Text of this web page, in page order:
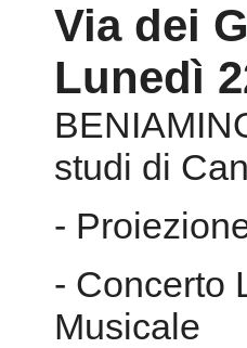
Via dei
Lunedì
studi di
-
- Concerto
Musicale